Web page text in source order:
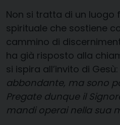
Non si tratta di un luogo
spirituale che sostiene
cammino di
ha già risposto alla
si ispira all’invito di Gesù:
abbondante, ma sono
Pregate dunque il
mandi operai nella sua